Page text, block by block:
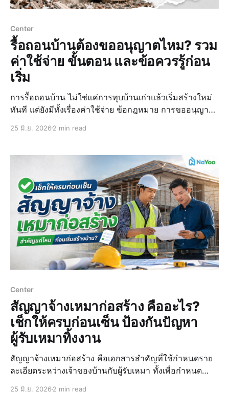
Center
รื้อถอนบ้านต้องขออนุญาตไหม? รวม
ค่าใช้จ่าย ขั้นตอน และข้อควรรู้ก่อน
เริ่ม
การรื้อถอนบ้าน ไม่ใช่แค่การทุบบ้านเก่าแล้วเริ่มสร้างใหม่
ทันที แต่ยังมีทั้งเรื่องค่าใช้จ่าย ข้อกฎหมาย การขออนุญาต
บ้าน โดยเฉพาะใครที่กำลังวางแผนรื้อบ้านเก่า รีโนเวท หรือ
25 มิ.ย. 2026 2 min read
Center
สัญญาจ้างเหมาก่อสร้าง คืออะไร?
เช็กให้ครบก่อนเซ็น ป้องกันปัญหา
ผู้รับเหมาทิ้งงาน
สัญญาจ้างเหมาก่อสร้าง คือเอกสารสำคัญที่ใช้กำหนดราย
ละเอียดระหว่างเจ้าของบ้านกับผู้รับเหมา ทั้งเพื่อกำหนด
25 มิ.ย. 2026 2 min read